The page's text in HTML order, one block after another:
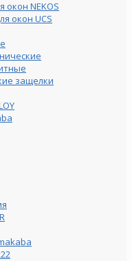
NEKOS
окон UСS
защелки